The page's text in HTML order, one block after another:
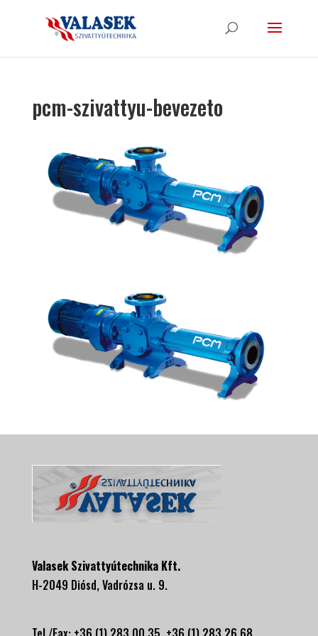
pcm-szivattyu-bevezeto
Valasek Szivattyútechnika Kft.
H-2049 Diósd, Vadrózsa u. 9.